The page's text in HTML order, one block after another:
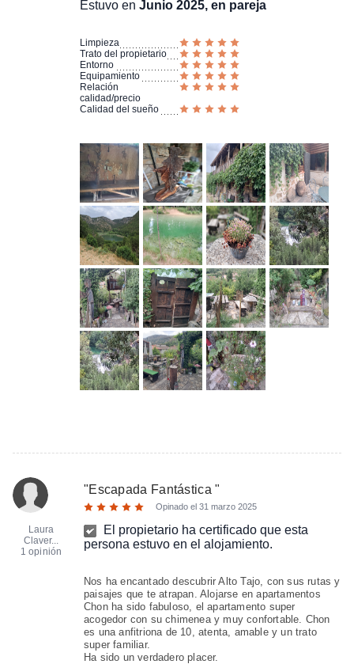
Estuvo en Junio 2025, en pareja
Limpieza
Trato del propietario
Entorno
Equipamiento
Relación
calidad/precio
Calidad del sueño
Laura
Claver...
1 opinión
"Escapada Fantástica"
Opinado el 31 marzo 2025
El propietario ha certificado que esta
persona estuvo en el alojamiento.
Nos ha encantado descubrir Alto Tajo, con sus rutas y
paisajes que te atrapan. Alojarse en apartamentos
Chon ha sido fabuloso, el apartamento super
acogedor con su chimenea y muy confortable. Chon
es una anfitriona de 10, atenta, amable y un trato
super familiar.
Ha sido un verdadero placer.